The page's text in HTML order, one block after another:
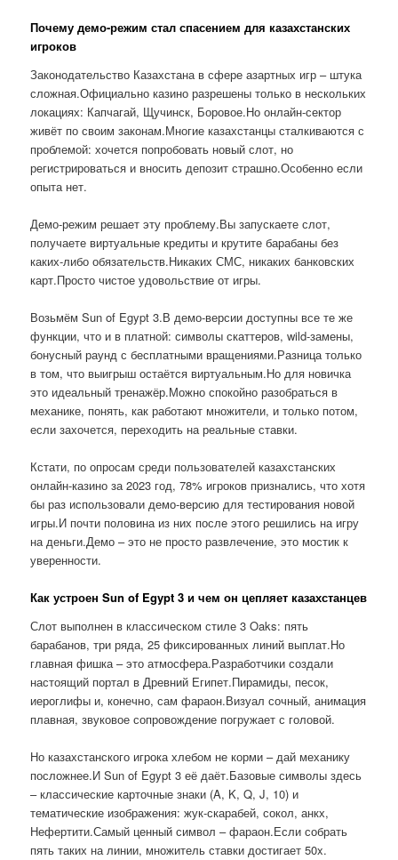
Почему демо-режим стал спасением для казахстанских
игроков
Законодательство Казахстана в сфере азартных игр – штука
сложная.Официально казино разрешены только в нескольких
локациях: Капчагай, Щучинск, Боровое.Но онлайн-сектор
живёт по своим законам.Многие казахстанцы сталкиваются с
проблемой: хочется попробовать новый слот, но
регистрироваться и вносить депозит страшно.Особенно если
опыта нет.
Демо-режим решает эту проблему.Вы запускаете слот,
получаете виртуальные кредиты и крутите барабаны без
каких-либо обязательств.Никаких СМС, никаких банковских
карт.Просто чистое удовольствие от игры.
Возьмём Sun of Egypt 3.В демо-версии доступны все те же
функции, что и в платной: символы скаттеров, wild-замены,
бонусный раунд с бесплатными вращениями.Разница только
в том, что выигрыш остаётся виртуальным.Но для новичка
это идеальный тренажёр.Можно спокойно разобраться в
механике, понять, как работают множители, и только потом,
если захочется, переходить на реальные ставки.
Кстати, по опросам среди пользователей казахстанских
онлайн-казино за 2023 год, 78% игроков признались, что хотя
бы раз использовали демо-версию для тестирования новой
игры.И почти половина из них после этого решились на игру
на деньги.Демо – это не просто развлечение, это мостик к
уверенности.
Как устроен Sun of Egypt 3 и чем он цепляет казахстанцев
Слот выполнен в классическом стиле 3 Oaks: пять
барабанов, три ряда, 25 фиксированных линий выплат.Но
главная фишка – это атмосфера.Разработчики создали
настоящий портал в Древний Египет.Пирамиды, песок,
иероглифы и, конечно, сам фараон.Визуал сочный, анимация
плавная, звуковое сопровождение погружает с головой.
Но казахстанского игрока хлебом не корми – дай механику
посложнее.И Sun of Egypt 3 её даёт.Базовые символы здесь
– классические карточные знаки (A, K, Q, J, 10) и
тематические изображения: жук-скарабей, сокол, анкх,
Нефертити.Самый ценный символ – фараон.Если собрать
пять таких на линии, множитель ставки достигает 50x.